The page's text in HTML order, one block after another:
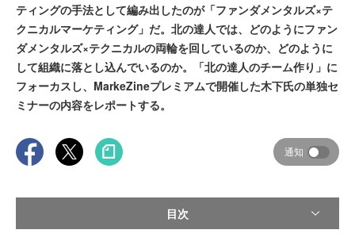
ティングの手法として編み出したのが「ファンダメンタルズ×テ
クニカルマーケティング」だ。北の達人では、どのようにファン
ダメンタルズ×テクニカルの両輪を回しているのか、どのように
して組織に落とし込んでいるのか。「北の達人のチーム作り」に
フォーカスし、MarkeZineプレミアムで開催した木下氏の単独セ
ミナーの内容をレポートする。
通知
目次